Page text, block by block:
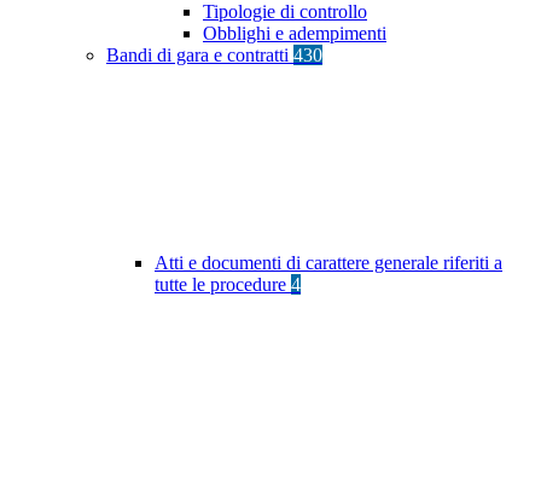
Tipologie di controllo
Obblighi e adempimenti
Bandi di gara e contratti 430
Atti e documenti di carattere generale riferiti a
tutte le procedure 4